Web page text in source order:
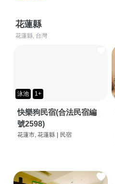
花蓮縣
花蓮縣, 台灣
泳池 1+
快樂狗民宿(合法民宿編
號2598)
花蓮市, 花蓮縣 民宿